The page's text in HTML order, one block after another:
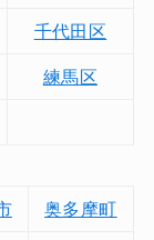
千代田区
練馬区
奥多摩町